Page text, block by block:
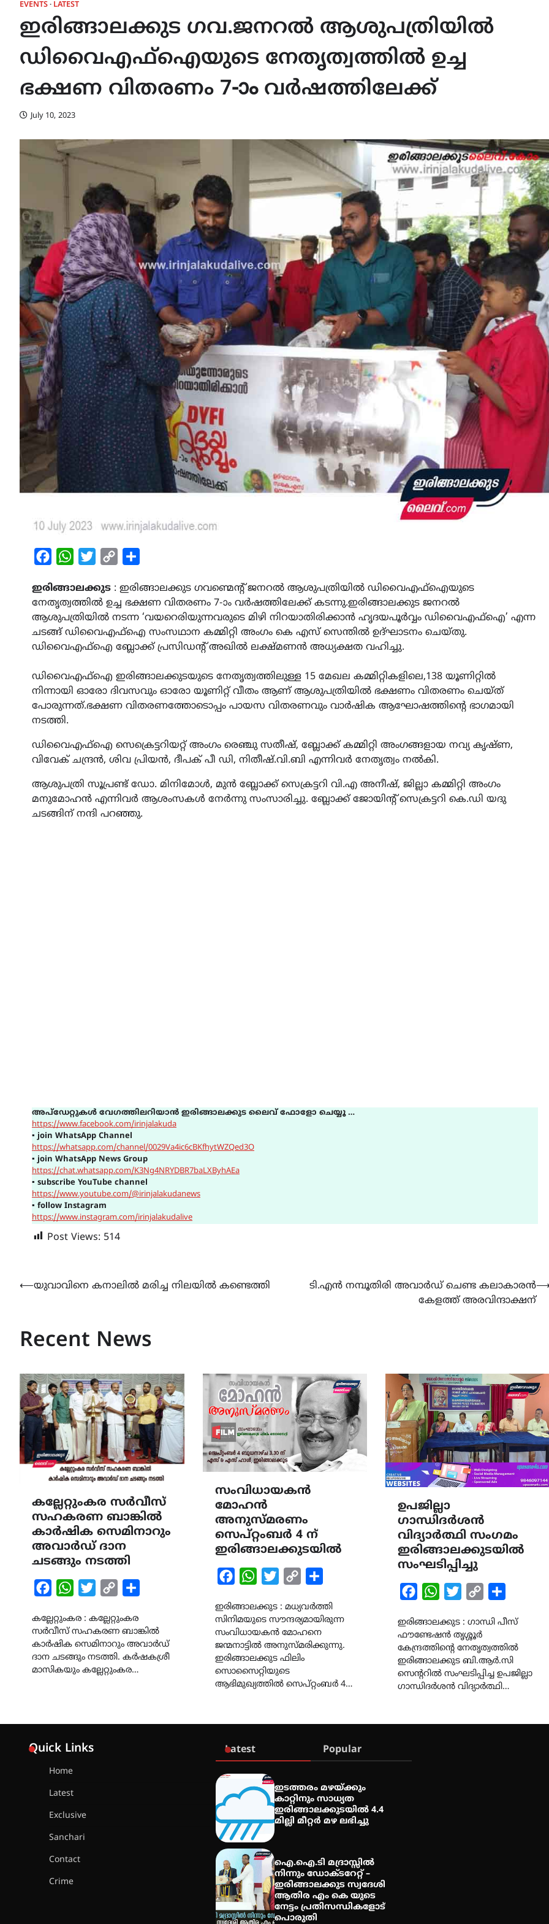
EVENTS LATEST
ഇരിങ്ങാലക്കുട ഗവ.ജനറൽ ആശുപത്രിയിൽ
ഡിവൈഎഫ്ഐയുടെ നേതൃത്വത്തിൽ ഉച്ച
ഭക്ഷണ വിതരണം 7-ാം വർഷത്തിലേക്ക്
July 10, 2023
FacebookWhatsAppTwitterCopy
ഇരിങ്ങാലക്കുട : ഇരിങ്ങാലക്കുട ഗവണ്മെന്‍റ് ജനറൽ ആശുപത്രിയിൽ ഡിവൈഎഫ്ഐയുടെ
നേതൃത്വത്തിൽ ഉച്ച ഭക്ഷണ വിതരണം 7-ാം വർഷത്തിലേക്ക് കടന്നു.ഇരിങ്ങാലക്കുട ജനറൽ
ആശുപത്രിയിൽ നടന്ന ‘വയറെരിയുന്നവരുടെ മിഴി നിറയാതിരിക്കാൻ ഹൃദയപൂർവ്വം ഡിവൈഎഫ്ഐ’ എന്ന
ചടങ്ങ് ഡിവൈഎഫ്ഐ സംസഥാന കമ്മിറ്റി അംഗം കെ എസ് സെന്തിൽ ഉദ്ഘാടനം ചെയ്തു.
ഡിവൈഎഫ്ഐ ബ്ലോക്ക്‌ പ്രസിഡന്‍റ് അഖിൽ ലക്ഷ്മണൻ അധ്യക്ഷത വഹിച്ചു.
ഡിവൈഎഫ്ഐ ഇരിങ്ങാലക്കുടയുടെ നേതൃത്വത്തിലുള്ള 15 മേഖല കമ്മിറ്റികളിലെ,138 യൂണിറ്റിൽ
നിന്നായി ഓരോ ദിവസവും ഓരോ യൂണിറ്റ് വീതം ആണ് ആശുപത്രിയിൽ ഭക്ഷണം വിതരണം ചെയ്ത്
പോരുന്നത്.ഭക്ഷണ വിതരണത്തോടൊപ്പം പായസ വിതരണവും വാർഷിക ആഘോഷത്തിന്‍റെ ഭാഗമായി
നടത്തി.
ഡിവൈഎഫ്ഐ സെക്രെട്ടറിയറ്റ് അംഗം രെഞ്ചു സതീഷ്, ബ്ലോക്ക് കമ്മിറ്റി അംഗങ്ങളായ നവ്യ കൃഷ്ണ,
വിവേക് ചന്ദ്രൻ, ശിവ പ്രിയൻ, ദീപക് പീ ഡി, നിതീഷ്.വി.ബി എന്നിവർ നേതൃത്വം നൽകി.
ആശുപത്രി സൂപ്രണ്ട് ഡോ. മിനിമോൾ, മുൻ ബ്ലോക്ക്‌ സെക്രട്ടറി വി.എ അനീഷ്, ജില്ലാ കമ്മിറ്റി അംഗം
മനുമോഹൻ എന്നിവർ ആശംസകൾ നേർന്നു സംസാരിച്ചു. ബ്ലോക്ക്‌ ജോയിന്‍റ് സെക്രട്ടറി കെ.ഡി യദു
ചടങ്ങിന് നന്ദി പറഞ്ഞു.
അപ്ഡേറ്റുകൾ വേഗത്തിലറിയാൻ ഇരിങ്ങാലക്കുട ലൈവ് ഫോളോ ചെയ്യൂ …
https://www.facebook.com/irinjalakuda
▪ join WhatsApp Channel
https://whatsapp.com/channel/0029Va4ic6cBKfhytWZQed3O
▪ join WhatsApp News Group
https://chat.whatsapp.com/K3Ng4NRYDBR7baLXByhAEa
▪ subscribe YouTube channel
https://www.youtube.com/@irinjalakudanews
▪ follow Instagram
https://www.instagram.com/irinjalakudalive
Post Views: 514
Post
⟵യുവാവിനെ കനാലിൽ മരിച്ച നിലയിൽ കണ്ടെത്തി
ടി.എന്‍ നമ്പൂതിരി അവാര്‍ഡ് ചെണ്ട കലാകാരൻ
കേളത്ത് അരവിന്ദാക്ഷന്
Recent News
കല്ലേറ്റുംകര സർവീസ്
സഹകരണ ബാങ്കിൽ
കാർഷിക സെമിനാറും
അവാർഡ് ദാന
ചടങ്ങും നടത്തി
FacebookWhatsAppTwitterCopy
കല്ലേറ്റുംകര : കല്ലേറ്റുംകര
സർവീസ് സഹകരണ ബാങ്കിൽ
കാർഷിക സെമിനാറും അവാർഡ്
ദാന ചടങ്ങും നടത്തി. കർഷകശ്രീ
മാസികയും കല്ലേറ്റുംകര…
സംവിധായകൻ
മോഹൻ
അനുസ്മരണം
സെപ്റ്റംബർ 4 ന്
ഇരിങ്ങാലക്കുടയിൽ
FacebookWhatsAppTwitterCopy
ഇരിങ്ങാലക്കുട : മധ്യവർത്തി
സിനിമയുടെ സൗന്ദര്യമായിരുന്ന
സംവിധായകൻ മോഹനെ
ജന്മനാട്ടിൽ അനുസ്മരിക്കുന്നു.
ഇരിങ്ങാലക്കുട ഫിലിം
സൊസൈറ്റിയുടെ
ആഭിമുഖ്യത്തിൽ സെപ്റ്റംബർ 4…
ഉപജില്ലാ
ഗാന്ധിദർശൻ
വിദ്യാർത്ഥി സംഗമം
ഇരിങ്ങാലക്കുടയിൽ
സംഘടിപ്പിച്ചു
FacebookWhatsAppTwitterCopy
ഇരിങ്ങാലക്കുട : ഗാന്ധി പീസ്
ഫൗണ്ടേഷൻ തൃശ്ശൂർ
കേന്ദ്രത്തിന്‍റെ നേതൃത്വത്തിൽ
ഇരിങ്ങാലക്കുട ബി.ആർ.സി
സെന്‍ററിൽ സംഘടിപ്പിച്ച ഉപജില്ലാ
ഗാന്ധിദർശൻ വിദ്യാർത്ഥി…
Quick Links
Home
Latest
Exclusive
Sanchari
Contact
Crime
Latest Popular
ഇടത്തരം മഴയ്ക്കും
കാറ്റിനും സാധ്യത
ഇരിങ്ങാലക്കുടയിൽ 4.4
മില്ലി മീറ്റർ മഴ ലഭിച്ചു
ഐ.ഐ.ടി മദ്രാസ്സിൽ
നിന്നും ഡോക്ടറേറ്റ് –
ഇരിങ്ങാലക്കുട സ്വദേശി
ആതിര എം കെ യുടെ
നേട്ടം പ്രതിസന്ധികളോട്
പൊരുതി